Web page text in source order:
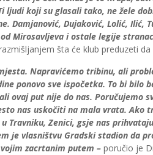
ljudi koji su glasali tako, ne žele
Damjanović, Dujaković, Lolić, Ilić,
Mirosavljeva i ostale legije
šta će klub preduzeti da
Napravićemo tribinu, ali
ponovo sve ispočetka. To bi bilo
ovaj put nije do nas. Poručujemo
nas uskočiti na mala vrata. Ako
Zenici, gsje nas
je vlasništvu Gradski stadion da
zacrtanim putem – poručio je